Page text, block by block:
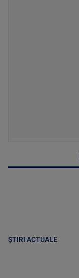
ȘTIRI ACTUALE